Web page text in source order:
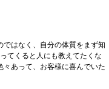
はなく、自分の体質をまず知
てくると人にも教えてたくな
あって、お客様に喜んでいた